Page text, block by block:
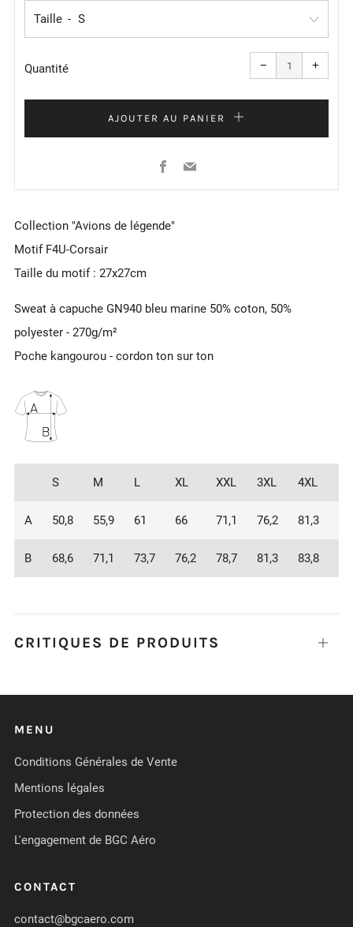
Taille
Quantité −
Réduire
quantité
l'article
de
+
l'article
de
AJOUTER AU PANIER
Facebook
Email
Collection "Avions de légende"
Motif F4U-Corsair
Taille du motif : 27x27cm
Sweat à capuche GN940 bleu marine 50% coton, 50%
polyester - 270g/m²
Poche kangourou - cordon ton sur ton
S M L XL XXL 3XL 4XL
A 50,8 55,9 61 66 71,1 76,2 81,3
B 68,6 71,1 73,7 76,2 78,7 81,3 83,8
CRITIQUES DE PRODUITS Ouvrir
MENU
Conditions Générales de Vente
Mentions légales
Protection des données
L'engagement de BGC Aéro
CONTACT
contact@bgcaero.com